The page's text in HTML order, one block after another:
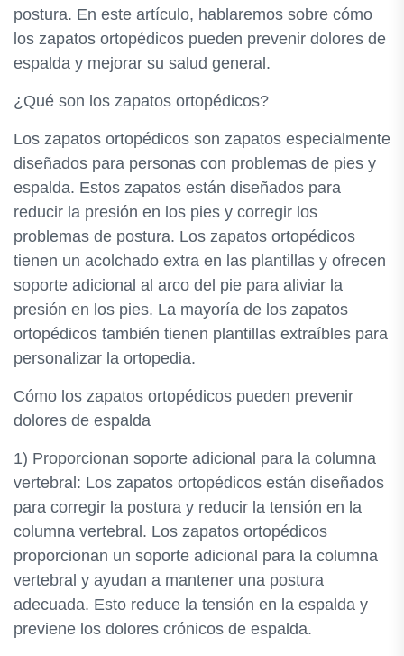
postura. En este artículo, hablaremos sobre cómo
los zapatos ortopédicos pueden prevenir dolores de
espalda y mejorar su salud general.
¿Qué son los zapatos ortopédicos?
Los zapatos ortopédicos son zapatos especialmente
diseñados para personas con problemas de pies y
espalda. Estos zapatos están diseñados para
reducir la presión en los pies y corregir los
problemas de postura. Los zapatos ortopédicos
tienen un acolchado extra en las plantillas y ofrecen
soporte adicional al arco del pie para aliviar la
presión en los pies. La mayoría de los zapatos
ortopédicos también tienen plantillas extraíbles para
personalizar la ortopedia.
Cómo los zapatos ortopédicos pueden prevenir
dolores de espalda
1) Proporcionan soporte adicional para la columna
vertebral: Los zapatos ortopédicos están diseñados
para corregir la postura y reducir la tensión en la
columna vertebral. Los zapatos ortopédicos
proporcionan un soporte adicional para la columna
vertebral y ayudan a mantener una postura
adecuada. Esto reduce la tensión en la espalda y
previene los dolores crónicos de espalda.